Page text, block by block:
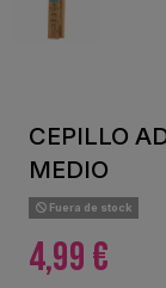
CEPILLO
MEDIO
Fuera de stock
4,99 €